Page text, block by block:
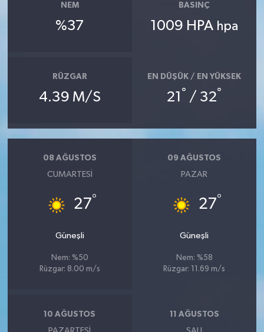
NEM
%37
BASINÇ
1009 HPA hpa
RÜZGAR
4.39 M/S
EN DÜŞÜK / EN YÜKSEK
21 ° / 32°
08 AĞUSTOS
CUMARTESI
27°
Güneşli
Nem: %50
Rüzgar: 8.00 m/s
09 AĞUSTOS
PAZAR
27°
Güneşli
Nem: %58
Rüzgar: 11.69 m/s
10 AĞUSTOS 11 AĞUSTOS